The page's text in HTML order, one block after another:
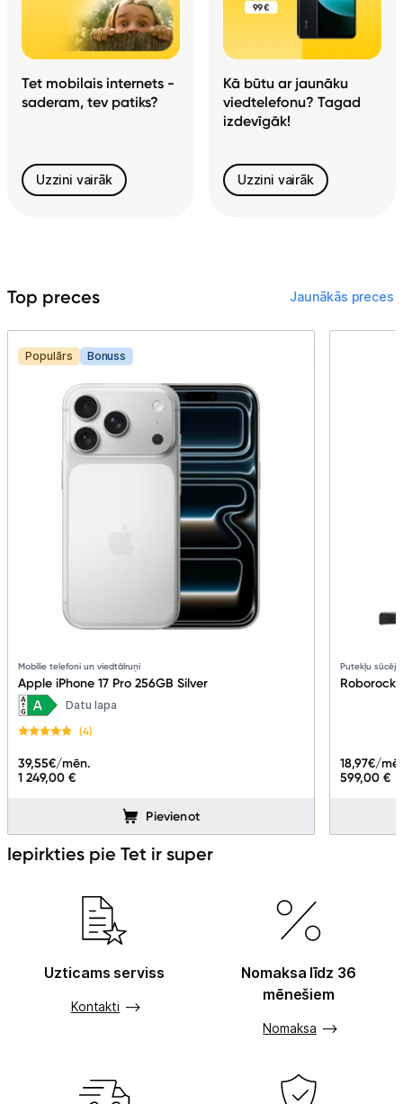
Telefoni, planšetdatori
Viedierīces
Sadzīves tehnika
Sports un atpūta
Vēlmju saraksts
Piegāde un apmaksa
Tehnikas izvešana
Kontakti
Tet mobilais internets -
saderam, tev patiks?
Uzzini vairāk
Kā būtu ar jaunāku
viedtelefonu? Tagad
izdevīgāk!
Uzzini vairāk
Top preces Jaunākās preces
Populārs Bonuss
Mobilie telefoni un viedtālruņi
Apple iPhone 17 Pro 256GB Silver
Datu lapa
(4)
1 249,00 €
39,55€/mēn.
Pievienot
Putekļu sūcēji
Roborock
599,00 €
18,97€/
Iepirkties pie Tet ir super
Uzticams serviss
Kontakti
Nomaksa līdz 36
mēnešiem
Nomaksa